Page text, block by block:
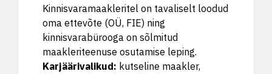
Kinnisvaramaakleritel on tavaliselt loodud
oma ettevõte (OÜ, FIE) ning
kinnisvarabürooga on sõlmitud
maakleriteenuse osutamise leping.
Karjäärivalikud: kutseline maakler,